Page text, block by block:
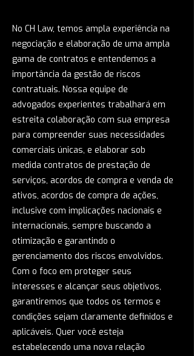
No CH Law, temos ampla experiência na
negociação e elaboração de uma ampla
gama de contratos e entendemos a
importância da gestão de riscos
contratuais. Nossa equipe de
advogados experientes trabalhará em
estreita colaboração com sua empresa
para compreender suas necessidades
comerciais únicas, e elaborar sob
medida contratos de prestação de
serviços, acordos de compra e venda de
ativos, acordos de compra de ações,
inclusive com implicações nacionais e
internacionais, sempre buscando a
otimização e garantindo o
gerenciamento dos riscos envolvidos.
Com o foco em proteger seus
interesses e alcançar seus objetivos,
garantiremos que todos os termos e
condições sejam claramente definidos e
aplicáveis. Quer você esteja
estabelecendo uma nova relação